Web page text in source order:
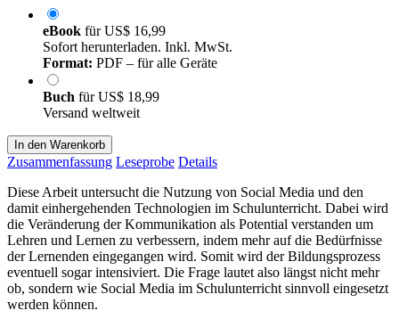
eBook fürUS$ 16,99
Sofort herunterladen. Inkl. MwSt.
Format: PDF – für alle Geräte
Buch fürUS$ 18,99
Versand weltweit
In den Warenkorb
Zusammenfassung Leseprobe Details
Diese Arbeit untersucht die Nutzung von Social Media und den
damit einhergehenden Technologien im Schulunterricht. Dabei wird
die Veränderung der Kommunikation als Potential verstanden um
Lehren und Lernen zu verbessern, indem mehr auf die Bedürfnisse
der Lernenden eingegangen wird. Somit wird der Bildungsprozess
eventuell sogar intensiviert. Die Frage lautet also längst nicht mehr
ob, sondern wie Social Media im Schulunterricht sinnvoll eingesetzt
werden können.